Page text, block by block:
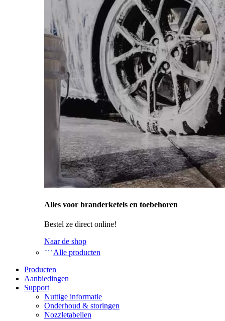
Alles voor branderketels en toebehoren
Bestel ze direct online!
Naar de shop
Alle producten
Producten
Aanbiedingen
Support
Nuttige informatie
Onderhoud & storingen
Nozzletabellen